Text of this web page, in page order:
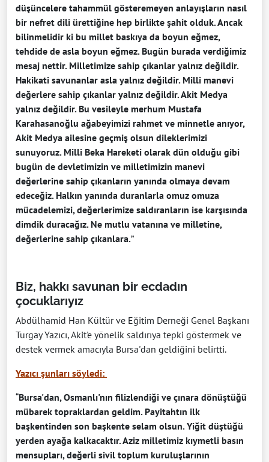
düşüncelere tahammül gösteremeyen anlayışların nasıl
bir nefret dili ürettiğine hep birlikte şahit olduk. Ancak
bilinmelidir ki bu millet baskıya da boyun eğmez,
tehdide de asla boyun eğmez. Bugün burada verdiğimiz
mesaj nettir. Milletimize sahip çıkanlar yalnız değildir.
Hakikati savunanlar asla yalnız değildir. Milli manevi
değerlere sahip çıkanlar yalnız değildir. Akit Medya
yalnız değildir. Bu vesileyle merhum Mustafa
Karahasanoğlu ağabeyimizi rahmet ve minnetle anıyor,
Akit Medya ailesine geçmiş olsun dileklerimizi
sunuyoruz. Milli Beka Hareketi olarak dün olduğu gibi
bugün de devletimizin ve milletimizin manevi
değerlerine sahip çıkanların yanında olmaya devam
edeceğiz. Halkın yanında duranlarla omuz omuza
mücadelemizi, değerlerimize saldıranların ise karşısında
dimdik duracağız. Ne mutlu vatanına ve milletine,
değerlerine sahip çıkanlara.”
Biz, hakkı savunan bir ecdadın
çocuklarıyız
Abdülhamid Han Kültür ve Eğitim Derneği Genel Başkanı
Turgay Yazıcı, Akit'e yönelik saldırıya tepki göstermek ve
destek vermek amacıyla Bursa'dan geldiğini belirtti.
Yazıcı şunları söyledi:
“Bursa'dan, Osmanlı'nın filizlendiği ve çınara dönüştüğü
mübarek topraklardan geldim. Payitahtın ilk
başkentinden son başkente selam olsun. Yiğit düştüğü
yerden ayağa kalkacaktır. Aziz milletimiz kıymetli basın
mensupları, değerli sivil toplum kuruluşlarının